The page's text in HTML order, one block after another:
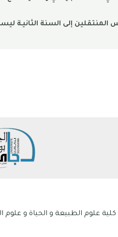
المنتقلين إلى السنة
و علوم الارض 2023 .جامعة الجيلالي بونعامة